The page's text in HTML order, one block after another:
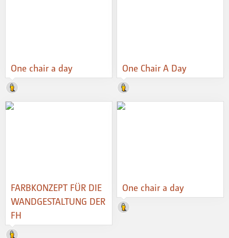
One chair a day One Chair A Day
FARBKONZEPT FÜR DIE
WANDGESTALTUNG DER
FH
One chair a day